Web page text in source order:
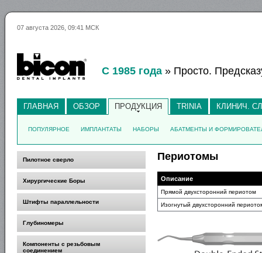
07 августа 2026, 09:41 МСК
С 1985 года » Просто.
ГЛАВНАЯ ОБЗОР ПРОДУКЦИЯ TRINIA КЛИНИЧ.
ПОПУЛЯРНОЕ ИМПЛАНТАТЫ НАБОРЫ АБАТМЕНТЫ И
Пилотное сверло
Хирургические Боры
Штифты параллельности
Глубиномеры
Компоненты с резьбовым
соединением
Периотомы
Описание
Прямой двухсторонний периотом
Изогнутый двухсторонний